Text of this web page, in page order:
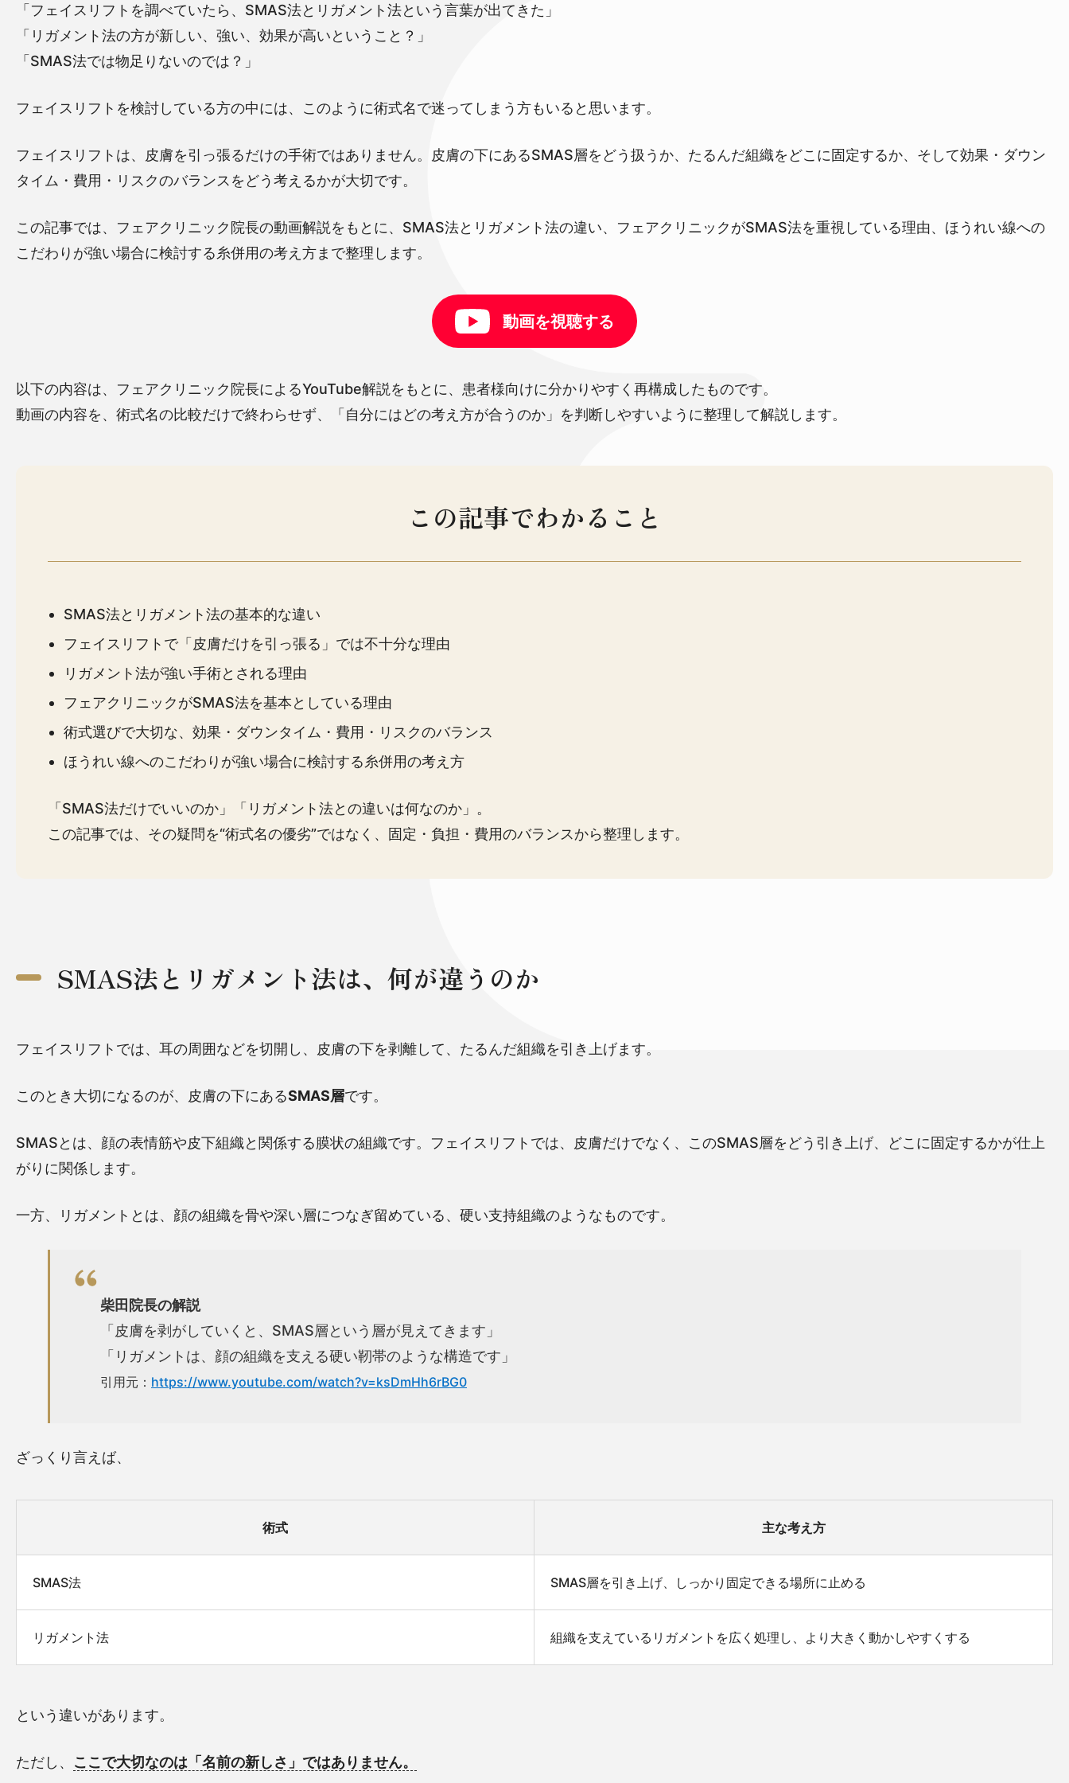
「フェイスリフトを調べていたら、SMAS法とリガメント法という言葉が出てきた」
「リガメント法の方が新しい、強い、効果が高いということ？」
「SMAS法では物足りないのでは？」
フェイスリフトを検討している方の中には、このように術式名で迷ってしまう方もいると思います。
フェイスリフトは、皮膚を引っ張るだけの手術ではありません。皮膚の下にあるSMAS層をどう扱うか、たるんだ組織をどこに固定するか、そして効果・ダウン
タイム・費用・リスクのバランスをどう考えるかが大切です。
この記事では、フェアクリニック院長の動画解説をもとに、SMAS法とリガメント法の違い、フェアクリニックがSMAS法を重視している理由、ほうれい線への
こだわりが強い場合に検討する糸併用の考え方まで整理します。
動画を視聴する
以下の内容は、フェアクリニック院長によるYouTube解説をもとに、患者様向けに分かりやすく再構成したものです。
動画の内容を、術式名の比較だけで終わらせず、「自分にはどの考え方が合うのか」を判断しやすいように整理して解説します。
この記事でわかること
SMAS法とリガメント法の基本的な違い
フェイスリフトで「皮膚だけを引っ張る」では不十分な理由
リガメント法が強い手術とされる理由
フェアクリニックがSMAS法を基本としている理由
術式選びで大切な、効果・ダウンタイム・費用・リスクのバランス
ほうれい線へのこだわりが強い場合に検討する糸併用の考え方
「SMAS法だけでいいのか」「リガメント法との違いは何なのか」。
この記事では、その疑問を“術式名の優劣”ではなく、固定・負担・費用のバランスから整理します。
SMAS法とリガメント法は、何が違うのか
フェイスリフトでは、耳の周囲などを切開し、皮膚の下を剥離して、たるんだ組織を引き上げます。
このとき大切になるのが、皮膚の下にあるSMAS層です。
SMASとは、顔の表情筋や皮下組織と関係する膜状の組織です。フェイスリフトでは、皮膚だけでなく、このSMAS層をどう引き上げ、どこに固定するかが仕上
がりに関係します。
一方、リガメントとは、顔の組織を骨や深い層につなぎ留めている、硬い支持組織のようなものです。
柴田院長の解説
「皮膚を剥がしていくと、SMAS層という層が見えてきます」
「リガメントは、顔の組織を支える硬い靭帯のような構造です」
引用元： https://www.youtube.com/watch?v=ksDmHh6rBG0
ざっくり言えば、
術式 主な考え方
SMAS法 SMAS層を引き上げ、しっかり固定できる場所に止める
リガメント法 組織を支えているリガメントを広く処理し、より大きく動かしやすくする
という違いがあります。
ただし、 ここで大切なのは「名前の新しさ」ではありません。